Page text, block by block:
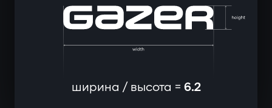
ширина / высота = 6.2